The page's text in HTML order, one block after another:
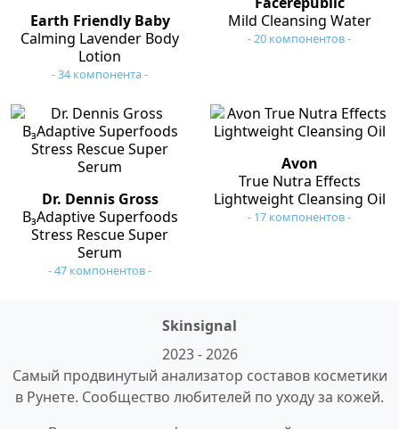
Earth Friendly Baby
Calming Lavender Body
Lotion
- 34 компонента -
Mild Cleansing Water
- 20 компонентов -
Dr. Dennis Gross
B₃Adaptive Superfoods
Stress Rescue Super
Serum
- 47 компонентов -
Avon
True Nutra Effects
Lightweight Cleansing Oil
- 17 компонентов -
Skinsignal
2023 - 2026
Самый продвинутый анализатор составов косметики
в Рунете. Сообщество любителей по уходу за кожей.